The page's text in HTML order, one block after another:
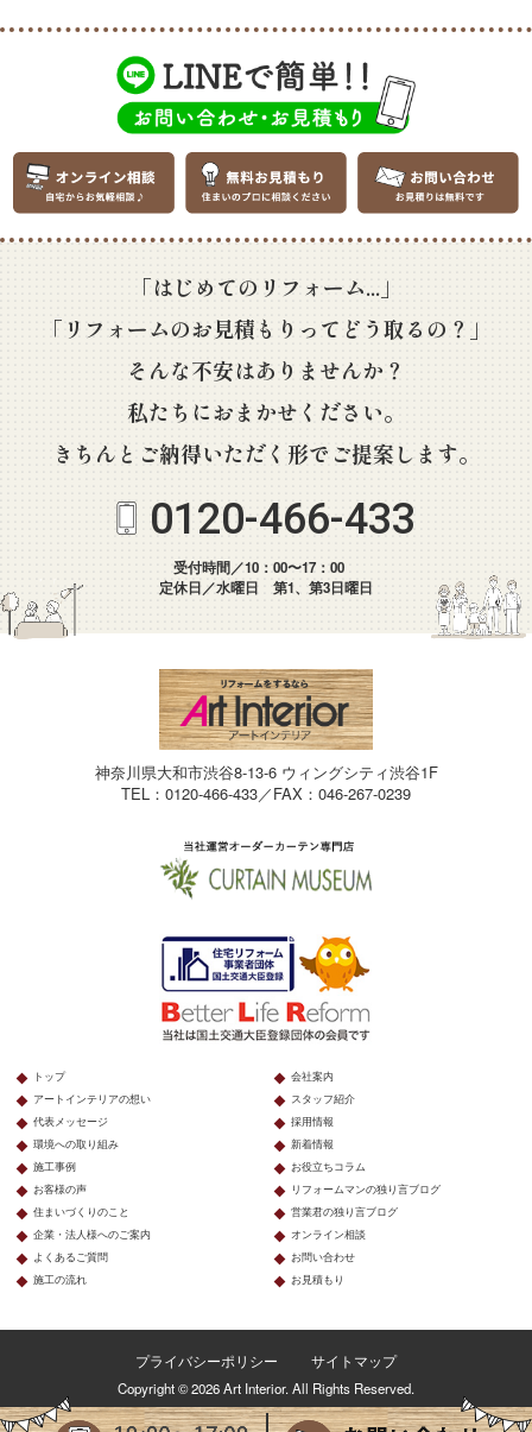
「はじめてのリフォーム...」
「リフォームのお見積もりってどう取るの？」
そんな不安はありませんか？
私たちにおまかせください。
きちんとご納得いただく形でご提案します。
0120-466-433
受付時間／10：00〜17：00
定休日／水曜日 第1、第3日曜日
神奈川県大和市渋谷8-13-6 ウィングシティ渋谷1F
TEL：0120-466-433／FAX：046-267-0239
トップ
アートインテリアの想い
代表メッセージ
環境への取り組み
施工事例
お客様の声
住まいづくりのこと
企業・法人様へのご案内
よくあるご質問
施工の流れ
会社案内
スタッフ紹介
採用情報
新着情報
お役立ちコラム
リフォームマンの独り言ブログ
営業君の独り言ブログ
オンライン相談
お問い合わせ
お見積もり
プライバシーポリシー
サイトマップ
Copyright © 2026 Art Interior. All Rights Reserved.